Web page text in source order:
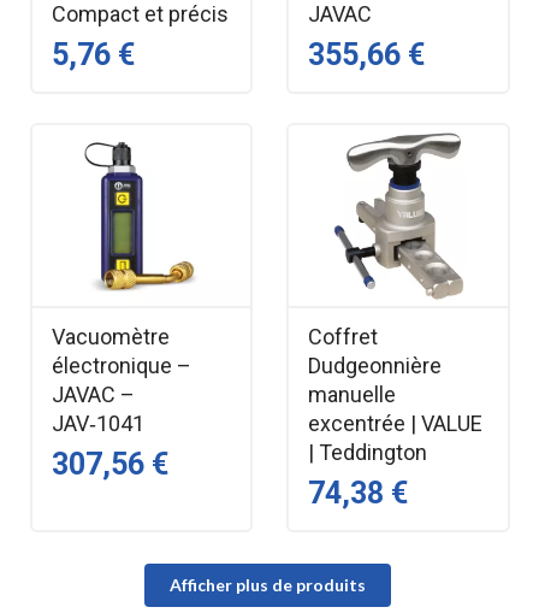
Compact et précis
5,76 €
JAVAC
355,66 €
Vacuomètre
électronique –
JAVAC –
JAV‑1041
307,56 €
Coffret
Dudgeonnière
manuelle
excentrée | VALUE
| Teddington
74,38 €
Afficher plus de produits